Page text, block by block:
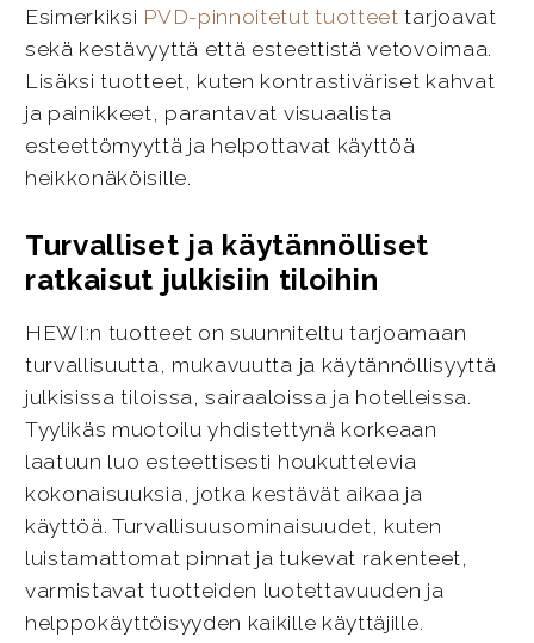
Esimerkiksi PVD-pinnoitetut tuotteet tarjoavat
sekä kestävyyttä että esteettistä vetovoimaa.
Lisäksi tuotteet, kuten kontrastiväriset kahvat
ja painikkeet, parantavat visuaalista
esteettömyyttä ja helpottavat käyttöä
heikkonäköisille.
Turvalliset ja käytännölliset
ratkaisut julkisiin tiloihin
HEWI:n tuotteet on suunniteltu tarjoamaan
turvallisuutta, mukavuutta ja käytännöllisyyttä
julkisissa tiloissa, sairaaloissa ja hotelleissa.
Tyylikäs muotoilu yhdistettynä korkeaan
laatuun luo esteettisesti houkuttelevia
kokonaisuuksia, jotka kestävät aikaa ja
käyttöä. Turvallisuusominaisuudet, kuten
luistamattomat pinnat ja tukevat rakenteet,
varmistavat tuotteiden luotettavuuden ja
helppokäyttöisyyden kaikille käyttäjille.